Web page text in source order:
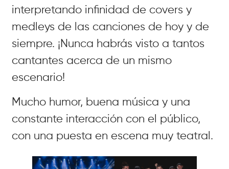
interpretando infinidad de covers y
medleys de las canciones de hoy y de
siempre. ¡Nunca habrás visto a tantos
cantantes acerca de un mismo
escenario!
Mucho humor, buena música y una
constante interacción con el público,
con una puesta en escena muy teatral.